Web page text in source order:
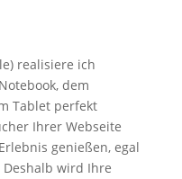
realisiere ich
dem
Tablet perfekt
Ihrer Webseite
genießen, egal
wird Ihre